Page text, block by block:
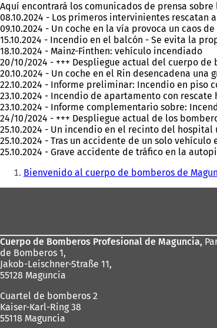
Aquí encontrará los comunicados de prensa
08.10.2024 - Los primeros intervinientes rescatan
09.10.2024 - Un coche en la vía provoca un caos
15.10.2024 - Incendio en el balcón - Se evita la
18.10.2024 - Mainz-Finthen: vehículo incendiado
20/10/2024 - +++ Despliegue actual del cuerpo de
20.10.2024 - Un coche en el Rin desencadena
22.10.2024 - Informe preliminar: Incendio en piso
23.10.2024 - Incendio de apartamento con
23.10.2024 - Informe complementario sobre:
24/10/2024 - +++ Despliegue actual de los
25.10.2024 - Un incendio en el recinto del
25.10.2024 - Tras un accidente de un solo
25.10.2024 - Grave accidente de tráfico en la
Estás
aquí:
Bienvenido al cuerpo de bomberos de
pies
Cuerpo de Bomberos Profesional de Maguncia,
de Bomberos 1,
Jakob-Leischner-Straße 11,
55128 Maguncia
Cuartel de bomberos 2
Kaiser-Karl-Ring 38
55118 Maguncia